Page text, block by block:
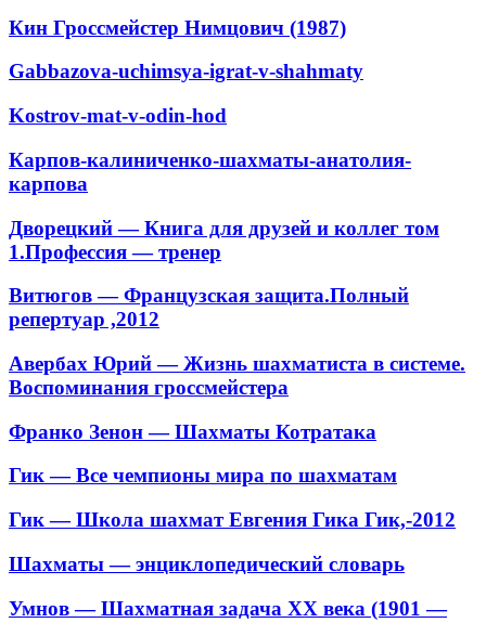
Кин Гроссмейстер Нимцович (1987)
Gabbazova-uchimsya-igrat-v-shahmaty
Kostrov-mat-v-odin-hod
Карпов-калиниченко-шахматы-анатолия-
карпова
Дворецкий — Книга для друзей и коллег том
1.Профессия — тренер
Витюгов — Французская защита.Полный
репертуар ,2012
Авербах Юрий — Жизнь шахматиста в системе.
Воспоминания гроссмейстера
Франко Зенон — Шахматы Котратака
Гик — Все чемпионы мира по шахматам
Гик — Школа шахмат Евгения Гика Гик,-2012
Шахматы — энциклопедический словарь
Умнов — Шахматная задача XX века (1901 —